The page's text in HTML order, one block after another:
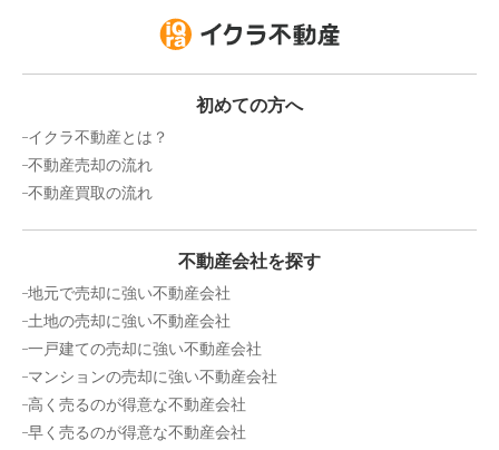
初めての方へ
イクラ不動産とは？
不動産売却の流れ
不動産買取の流れ
不動産会社を探す
地元で売却に強い不動産会社
土地の売却に強い不動産会社
一戸建ての売却に強い不動産会社
マンションの売却に強い不動産会社
高く売るのが得意な不動産会社
早く売るのが得意な不動産会社